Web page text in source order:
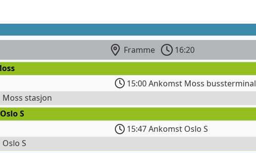
Framme
16:20
15:00 Ankomst Moss bussterminal
stasjon
S
15:47 Ankomst Oslo S
S